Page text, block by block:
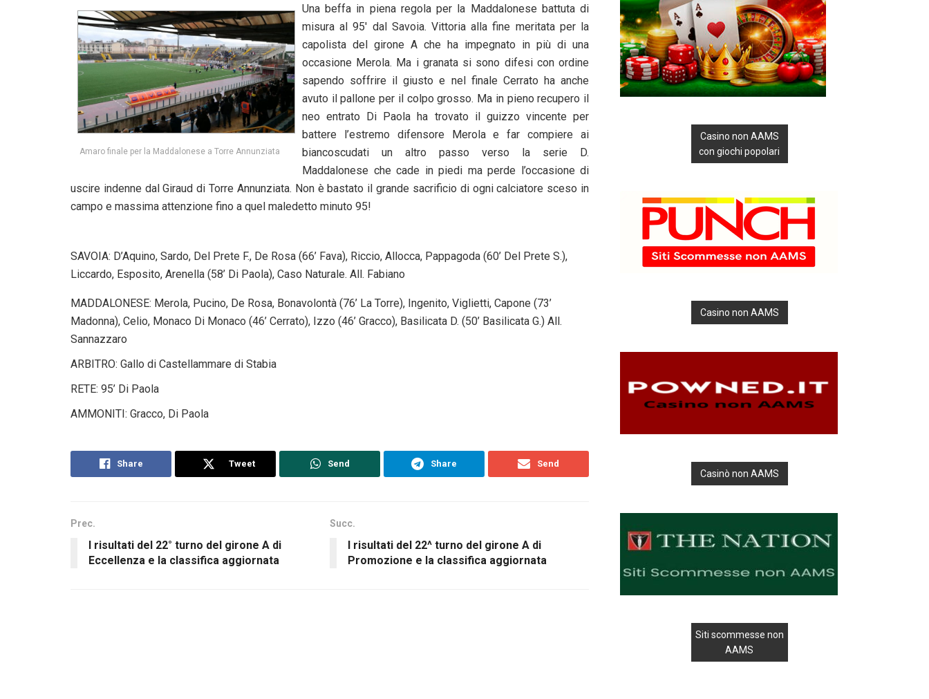
Amaro finale per la Maddalonese a Torre Annunziata
Una beffa in piena regola per la Maddalonese battuta di
misura al 95′ dal Savoia. Vittoria alla fine meritata per la
capolista del girone A che ha impegnato in più di una
occasione Merola. Ma i granata si sono difesi con ordine
sapendo soffrire il giusto e nel finale Cerrato ha anche
avuto il pallone per il colpo grosso. Ma in pieno recupero il
neo entrato Di Paola ha trovato il guizzo vincente per
battere l’estremo difensore Merola e far compiere ai
biancoscudati un altro passo verso la serie D.
Maddalonese che cade in piedi ma perde l’occasione di
uscire indenne dal Giraud di Torre Annunziata. Non è bastato il grande sacrificio di ogni calciatore sceso in
campo e massima attenzione fino a quel maledetto minuto 95!
SAVOIA: D’Aquino, Sardo, Del Prete F., De Rosa (66’ Fava), Riccio, Allocca, Pappagoda (60’ Del Prete S.),
Liccardo, Esposito, Arenella (58’ Di Paola), Caso Naturale. All. Fabiano
MADDALONESE: Merola, Pucino, De Rosa, Bonavolontà (76’ La Torre), Ingenito, Viglietti, Capone (73’
Madonna), Celio, Monaco Di Monaco (46’ Cerrato), Izzo (46’ Gracco), Basilicata D. (50’ Basilicata G.) All.
Sannazzaro
ARBITRO: Gallo di Castellammare di Stabia
RETE: 95’ Di Paola
AMMONITI: Gracco, Di Paola
Share Tweet Send Share Send
Prec.
I risultati del 22° turno del girone A di
Eccellenza e la classifica aggiornata
Succ.
I risultati del 22^ turno del girone A di
Promozione e la classifica aggiornata
Casino non AAMS
con giochi popolari
Casino non AAMS
Casinò non AAMS
Siti scommesse non
AAMS